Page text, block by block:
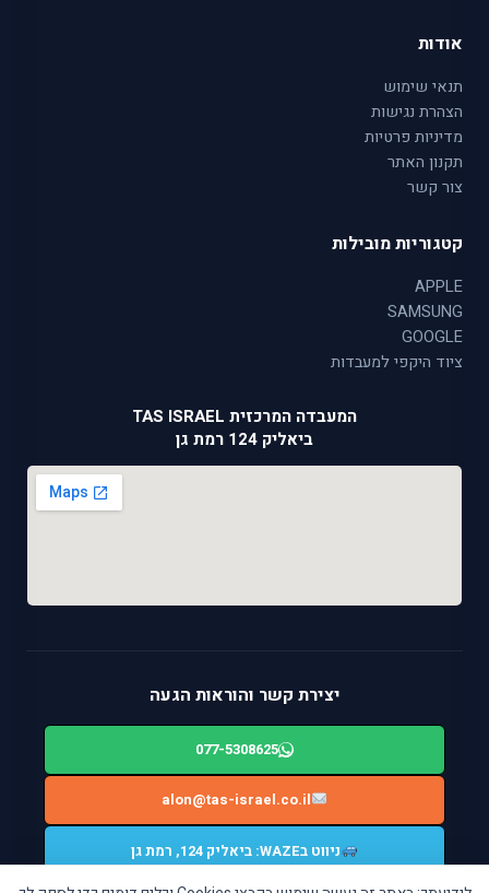
אודות
תנאי שימוש
הצהרת נגישות
מדיניות פרטיות
תקנון האתר
צור קשר
קטגוריות מובילות
APPLE
SAMSUNG
GOOGLE
ציוד היקפי למעבדות
המעבדה המרכזית TAS ISRAEL
ביאליק 124 רמת גן
יצירת קשר והוראות הגעה
077-5308625
alon@tas-israel.co.il
ניווט בWAZE: ביאליק 124, רמת גן